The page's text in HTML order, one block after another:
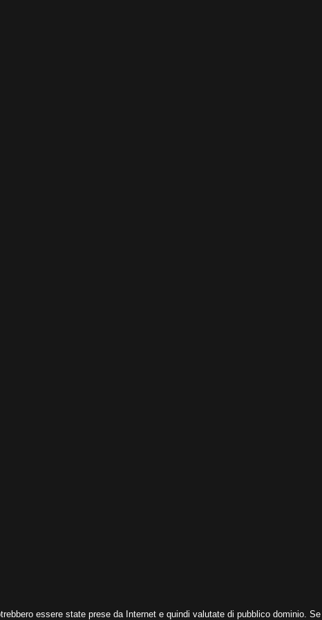
essere state prese da Internet e quindi valutate di pubblico dominio.